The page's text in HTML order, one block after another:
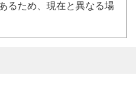
るため、現在と異なる場